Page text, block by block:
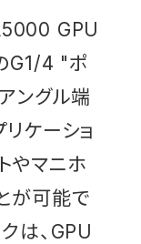
GPU
G1/4 "ポ
ングル端
ケーショ
やマニホ
が可能で
は、GPU